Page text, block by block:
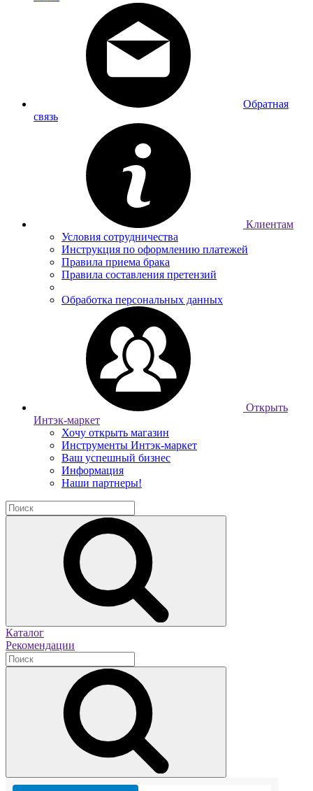
Обратная
связь
Клиентам
Условия сотрудничества
Инструкция по оформлению платежей
Правила приема брака
Правила составления претензий
Обработка персональных данных
Открыть
Интэк-маркет
Хочу открыть магазин
Инструменты Интэк-маркет
Ваш успешный бизнес
Информация
Наши партнеры!
Каталог
Рекомендации